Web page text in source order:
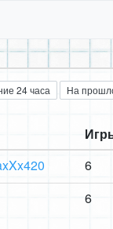
24 часа На
6
6